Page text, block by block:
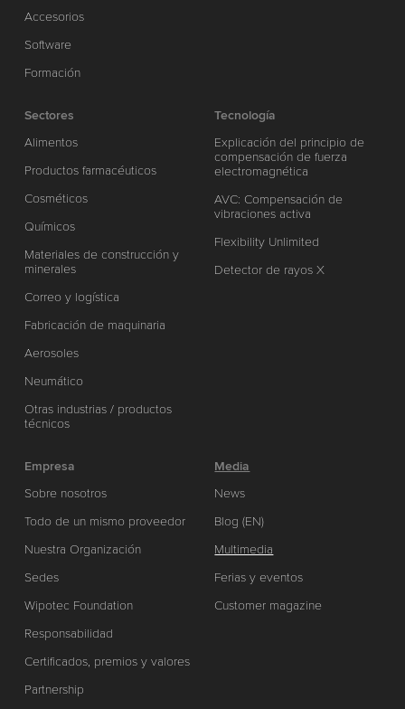
Accesorios
Software
Formación
Sectores
Alimentos
Productos farmacéuticos
Cosméticos
Químicos
Materiales de construcción y
minerales
Correo y logística
Fabricación de maquinaria
Aerosoles
Neumático
Otras industrias / productos
técnicos
Tecnología
Explicación del principio de
compensación de fuerza
electromagnética
AVC: Compensación de
vibraciones activa
Flexibility Unlimited
Detector de rayos X
Empresa
Sobre nosotros
Todo de un mismo proveedor
Nuestra Organización
Sedes
Wipotec Foundation
Responsabilidad
Certificados, premios y valores
Partnership
Media
News
Blog (EN)
Multimedia
Ferias y eventos
Customer magazine